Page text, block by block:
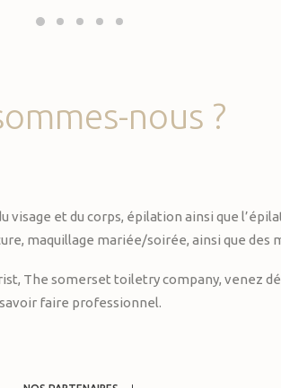
nous ?
visage et du corps, épilation ainsi que
maquillage mariée/soirée, ainsi que des
The somerset toiletry company, venez
savoir faire professionnel.